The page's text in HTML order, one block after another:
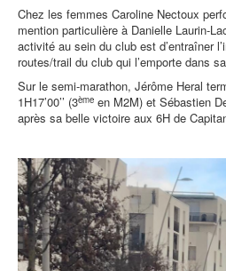
Chez les femmes Caroline Nectoux
mention particulière à Danielle Laurin-
activité au sein du club est d’entraîner
routes/trail du club qui l’emporte dans
Sur le semi-marathon, Jérôme Heral
1H17’00’’ (3ème en M2M) et Sébastien
après sa belle victoire aux 6H de